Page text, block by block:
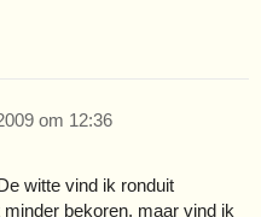
om 12:36
witte vind ik ronduit
bekoren, maar vind ik